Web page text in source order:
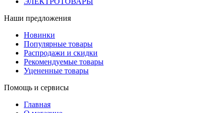
Наши предложения
Новинки
Популярные товары
Распродажи и скидки
Рекомендуемые товары
Уцененные товары
Помощь и сервисы
Главная